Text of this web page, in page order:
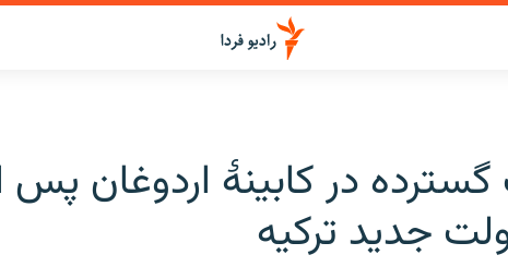
در کابینۀ اردوغان پس
جدید ترکیه